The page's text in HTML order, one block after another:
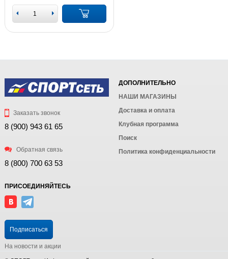
Заказать звонок
8 (900) 943 61 65
Обратная связь
8 (800) 700 63 53
ДОПОЛНИТЕЛЬНО
НАШИ МАГАЗИНЫ
Доставка и оплата
Клубная программа
Поиск
Политика конфиденциальности
ПРИСОЕДИНЯЙТЕСЬ
Подписаться
На новости и акции